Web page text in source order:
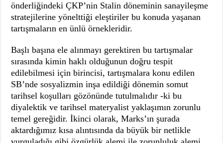
önderliğindeki ÇKP’nin Stalin döneminin sanayileşme
stratejilerine yönelttiği eleştiriler bu konuda yaşanan
tartışmaların en ünlü örnekleridir.
Başlı başına ele alınmayı gerektiren bu tartışmalar
sırasında kimin haklı olduğunun doğru tespit
edilebilmesi için birincisi, tartışmalara konu edilen
SB’nde sosyalizmin inşa edildiği dönemin somut
tarihsel koşulları gözönünde tutulmalıdır -ki bu
diyalektik ve tarihsel materyalist yaklaşımın zorunlu
temel gereğidir. İkinci olarak, Marks’ın şurada
aktardığımız kısa alıntısında da büyük bir netlikle